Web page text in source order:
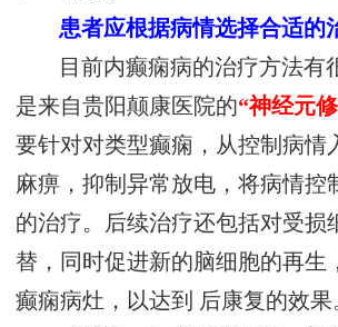
患者应根据病情选择合适的
目前内癫痫病的治疗方法有
是来自贵阳颠康医院的“神经元
要针对对类型癫痫，从控制病情
麻痹，抑制异常放电，将病情控
的治疗。后续治疗还包括对受损
替，同时促进新的脑细胞的再生
癫痫病灶，以达到 后康复的效果